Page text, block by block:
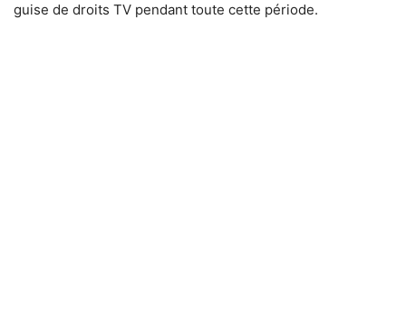
guise de droits TV pendant toute cette période.